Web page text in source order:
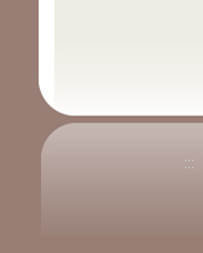
:::